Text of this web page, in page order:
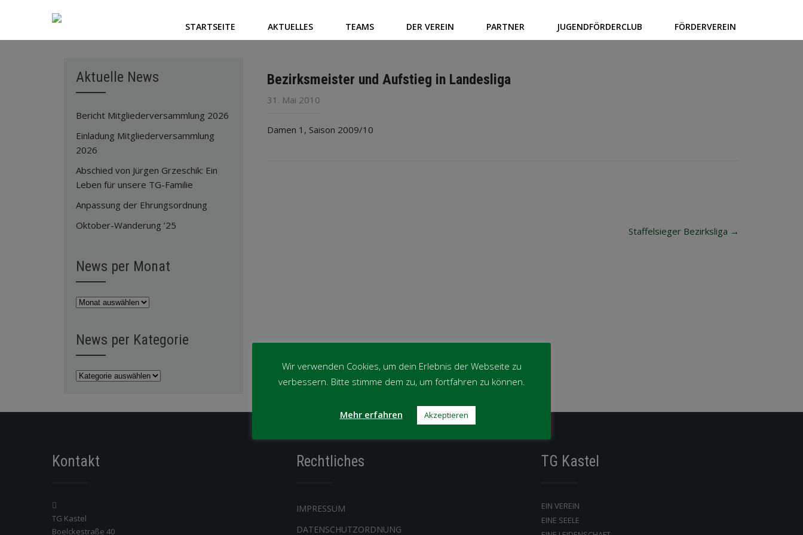
STARTSEITE AKTUELLES TEAMS DER VEREIN PARTNER JUGENDFÖRDERCLUB FÖRDERVEREIN
Bezirksmeister und Aufstieg in Landesliga
31. Mai 2010
Damen 1, Saison 2009/10
Staffelsieger Bezirksliga →
Aktuelle News
Bericht Mitgliederversammlung 2026
Einladung Mitgliederversammlung
2026
Abschied von Jürgen Grzeschik: Ein
Leben für unsere TG-Familie
Anpassung der Ehrungsordnung
Oktober-Wanderung ’25
News per Monat
News
News per Kategorie
News
Kontakt
TG Kastel
Boelckestraße 40
Rechtliches
IMPRESSUM
DATENSCHUTZORDNUNG
TG Kastel
EIN VEREIN
EINE SEELE
Wir verwenden Cookies, um dein Erlebnis der Webseite zu
verbessern. Bitte stimme dem zu, um fortfahren zu können.
Mehr erfahren Akzeptieren